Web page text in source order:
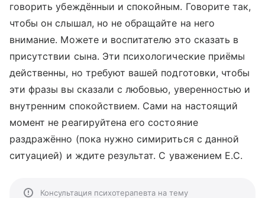
говорить убеждённыи и спокойным. Говорите так,
чтобы он слышал, но не обращайте на него
внимание. Можете и воспитателю это сказать в
присутствии сына. Эти психологические приёмы
действенны, но требуют вашей подготовки, чтобы
эти фразы вы сказали с любовью, уверенностью и
внутренним спокойствием. Сами на настоящий
момент не реагируйтена его состояние
раздражённо (пока нужно симириться с данной
ситуацией) и ждите результат. С уважением Е.С.
Консультация психотерапевта на тему